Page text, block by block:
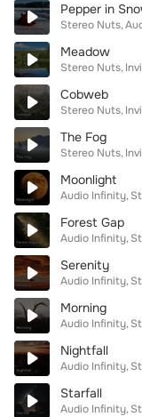
Pepper in
Stereo Nuts
Meadow
Stereo Nuts
Cobweb
Stereo Nuts
The Fog
Stereo Nuts
Moonlight
Audio Infinity
Forest Gap
Audio Infinity
Serenity
Audio Infinity
Morning
Audio Infinity
Nightfall
Audio Infinity
Starfall
Audio Infinity